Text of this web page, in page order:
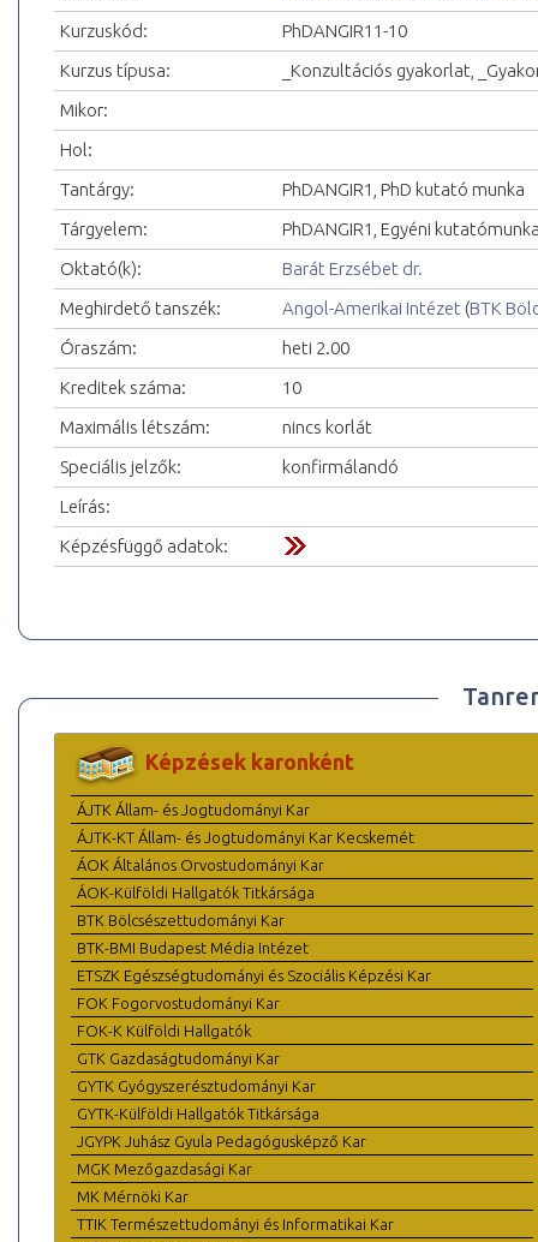
Kurzuskód:
PhDANGIR11-10
Kurzus típusa:
_Konzultációs gyakorlat,
Mikor:
Hol:
Tantárgy:
PhDANGIR1, PhD kutató munka
Tárgyelem:
PhDANGIR1, Egyéni
Oktató(k):
Barát Erzsébet dr.
Meghirdető tanszék:
Angol-Amerikai Intézet (BTK
Óraszám:
heti 2.00
Kreditek száma:
10
Maximális létszám:
nincs korlát
Speciális jelzők:
konfirmálandó
Leírás:
Képzésfüggő adatok:
Képzések karonként
ÁJTK Állam- és Jogtudományi Kar
ÁJTK-KT Állam- és Jogtudományi Kar Kecskemét
ÁOK Általános Orvostudományi Kar
ÁOK-Külföldi Hallgatók Titkársága
BTK Bölcsészettudományi Kar
BTK-BMI Budapest Média Intézet
ETSZK Egészségtudományi és Szociális Képzési Kar
FOK Fogorvostudományi Kar
FOK-K Külföldi Hallgatók
GTK Gazdaságtudományi Kar
GYTK Gyógyszerésztudományi Kar
GYTK-Külföldi Hallgatók Titkársága
JGYPK Juhász Gyula Pedagógusképző Kar
MGK Mezőgazdasági Kar
MK Mérnöki Kar
TTIK Természettudományi és Informatikai Kar